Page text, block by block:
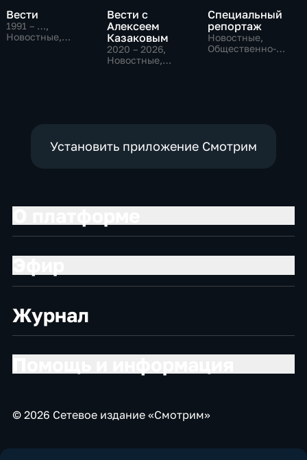
Вести
1991 – …,
Новостные,
Вести с
Алексеем
Казаковым
2020 – 2026,
Новостные,
Специальный
репортаж
Новостные,
Общественно-
Установить приложение Смотрим
Журнал
© 2026 Сетевое издание «Смотрим»